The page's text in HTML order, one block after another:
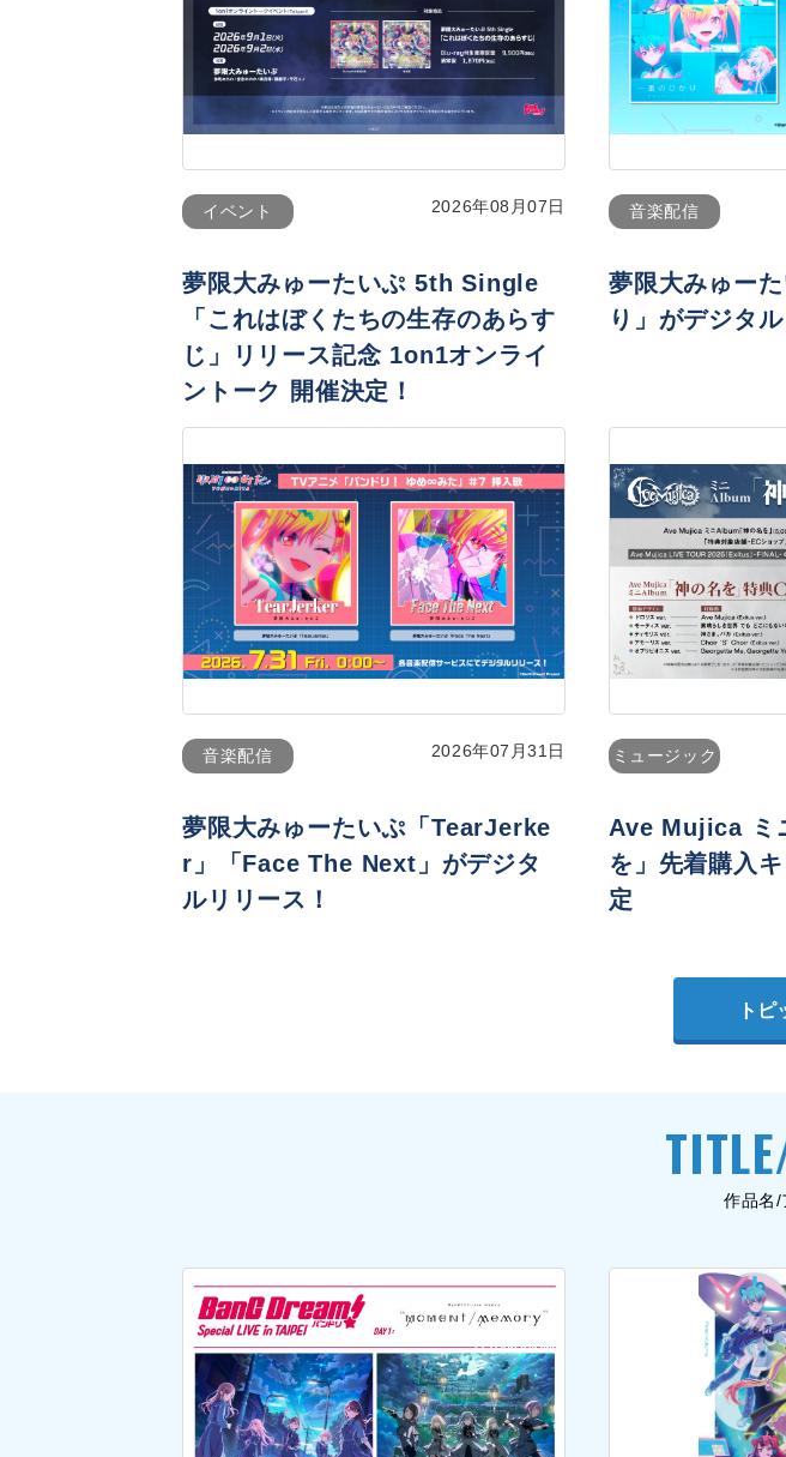
イベント 2026年08月07日
夢限大みゅーたいぷ 5th Single
「これはぼくたちの生存のあらす
じ」リリース記念 1on1オンライ
ントーク 開催決定！
音楽配信
夢限大みゅー
り」がデジタ
音楽配信 2026年07月31日
夢限大みゅーたいぷ「TearJerke
r」「Face The Next」がデジタ
ルリリース！
ミュージック
Ave Mujica ミ
を」先着購入
定
ト
作品名/